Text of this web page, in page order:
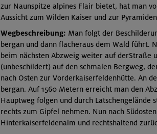
zur Naunspitze alpines Flair bietet, hat man
Aussicht zum Wilden Kaiser und zur
Wegbeschreibung: Man folgt der
bergan und dann flacheraus dem Wald führt.
beim nächsten Abzweig weiter auf derStraße
(unbeschildert) auf den schmalen Bergweg,
nach Osten zur Vorderkaiserfeldenhütte. An
bergan. Auf 1560 Metern erreicht man den
Hauptweg folgen und durch
rechts zum Gipfel nehmen. Nun nach
Hinterkaiserfeldenalm und rechtshaltend